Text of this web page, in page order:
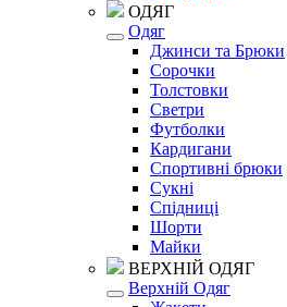
ОДЯГ
Одяг
Джинси та Брюки
Сорочки
Толстовки
Светри
Футболки
Кардигани
Спортивні брюки
Сукні
Спідниці
Шорти
Майки
ВЕРХНІЙ ОДЯГ
Верхній Одяг